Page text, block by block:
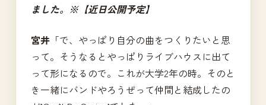
ました。※【近日公開予定】
宮井 「で、やっぱり自分の曲をつくりたいと思
って。そうなるとやっぱりライブハウスに出て
って形になるので。これが大学2年の時。そのと
き一緒にバンドやろうぜって仲間と結成したの